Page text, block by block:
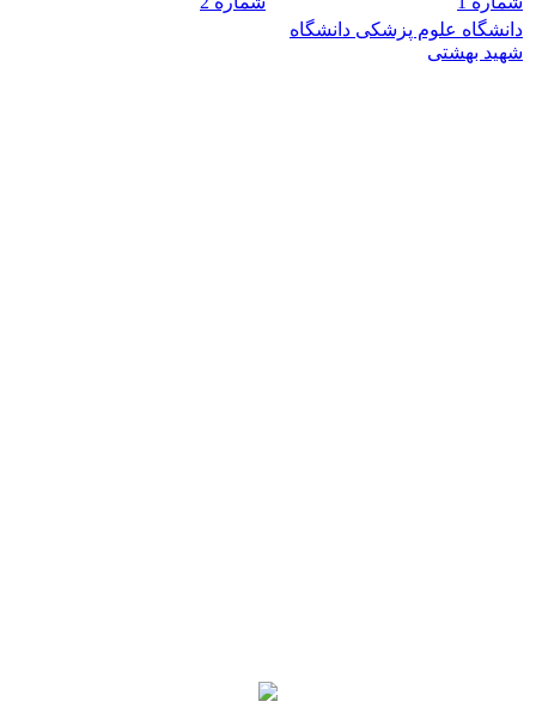
دانشگاه علوم پزشکی دانشگاه
شهید بهشتی